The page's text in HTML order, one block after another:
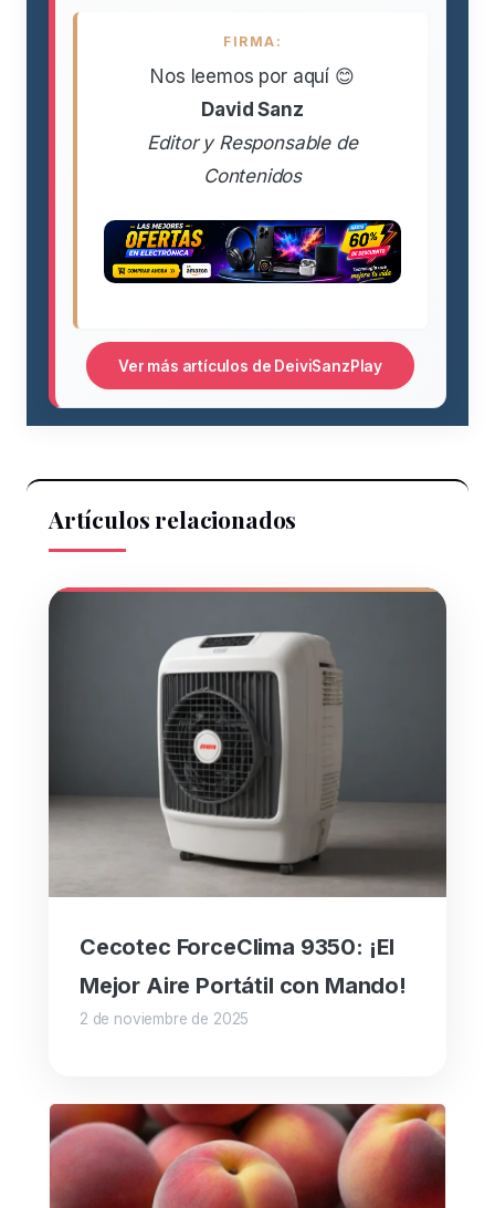
FIRMA:
Nos leemos por aquí 😊
David Sanz
Editor y Responsable de
Contenidos
Ver más artículos de DeiviSanzPlay
Artículos relacionados
Cecotec ForceClima 9350: ¡El
Mejor Aire Portátil con Mando!
2 de noviembre de 2025